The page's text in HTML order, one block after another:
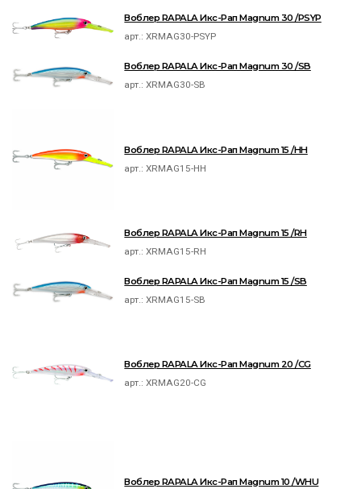
Воблер RAPALA Икс-Рап Magnum 30 /PSYP
арт.:XRMAG30-PSYP
Воблер RAPALA Икс-Рап Magnum 30 /SB
арт.:XRMAG30-SB
Воблер RAPALA Икс-Рап Magnum 15 /HH
арт.:XRMAG15-HH
Воблер RAPALA Икс-Рап Magnum 15 /RH
арт.:XRMAG15-RH
Воблер RAPALA Икс-Рап Magnum 15 /SB
арт.:XRMAG15-SB
Воблер RAPALA Икс-Рап Magnum 20 /CG
арт.:XRMAG20-CG
Воблер RAPALA Икс-Рап Magnum 10 /WHU